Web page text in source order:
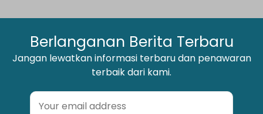
Berlanganan Berita Terbaru
Jangan lewatkan informasi terbaru dan penawaran
terbaik dari kami.